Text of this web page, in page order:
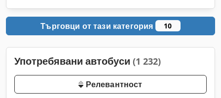
Търговци от тази категория 10
Употребявани автобуси (1 232)
Релевантност